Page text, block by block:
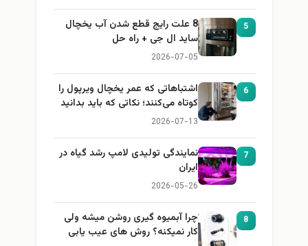
5
8 علت رایج قطع شدن آب یخچال
ساید ال جی + راه حل
2026-07-05
6
اشتباهاتی که عمر یخچال ویرپول را
کوتاه می‌کنند؛ نکاتی که باید بدانید
2026-07-13
7
نمایندگی تولیدی لامپ رشد گیاه در
ایران
2026-05-26
8
چرا آبمیوه گیری روشن میشه ولی
کار نمیکنه؟ روش های عیب یابی